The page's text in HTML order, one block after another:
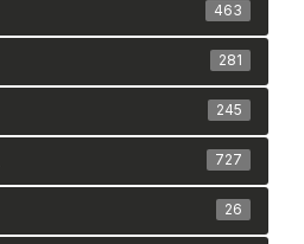
463
281
245
727
26